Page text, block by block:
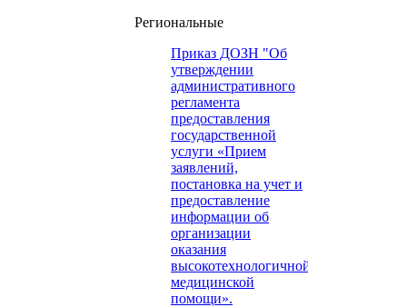
Региональные
Приказ ДОЗН "Об
утверждении
административного
регламента
предоставления
государственной
услуги «Прием
заявлений,
постановка на учет и
предоставление
информации об
организации
оказания
высокотехнологичной
медицинской
помощи».